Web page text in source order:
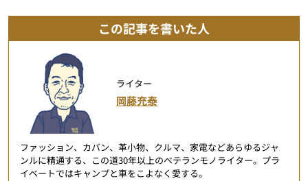
この記事を書いた人
ライター
岡藤充泰
ファッション、カバン、革小物、クルマ、家電などあらゆるジャ
ンルに精通する、この道30年以上のベテランモノライター。プラ
イベートではキャンプと車をこよなく愛する。